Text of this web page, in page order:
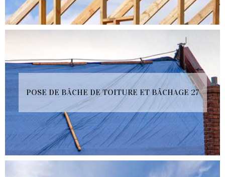
POSE DE BÂCHE DE TOITURE ET BÂCHAGE 27